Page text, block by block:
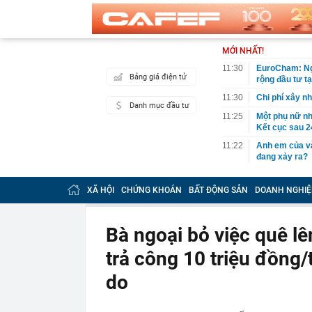
Bảng giá điện tử
Danh mục đầu tư
MỚI NHẤT!
11:30
EuroCham:
rộng đầu tư
11:30
Chi phí xây
11:25
Một phụ nữ
Kết cục sau
11:22
Anh em của
đang xảy ra?
11:22
Đề xuất
QUỐC
11:21
Phong tỏa
11:18
Lý do Suneo
11:16
Bamboo
11:13
CEO
XÃ HỘI CHỨNG KHOÁN BẤT ĐỘNG SẢN DOANH
Bà ngoại bỏ việc quê
trả công 10 triệu
do